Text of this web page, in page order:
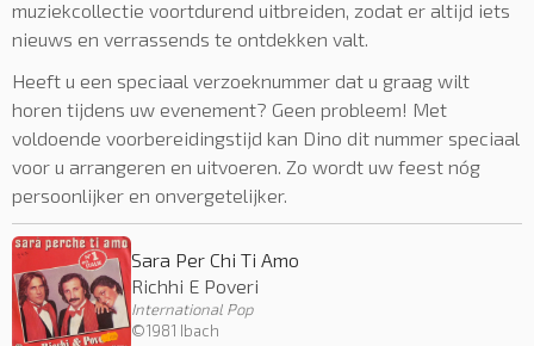
muziekcollectie voortdurend uitbreiden, zodat er altijd iets
nieuws en verrassends te ontdekken valt.
Heeft u een speciaal verzoeknummer dat u graag wilt
horen tijdens uw evenement? Geen probleem! Met
voldoende voorbereidingstijd kan Dino dit nummer speciaal
voor u arrangeren en uitvoeren. Zo wordt uw feest nóg
persoonlijker en onvergetelijker.
Sara Per Chi Ti Amo
Richhi E Poveri
International Pop
©1981 Ibach